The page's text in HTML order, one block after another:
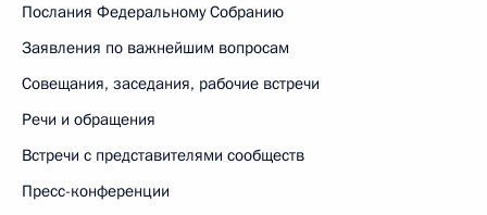
Послания Федеральному Собранию
Заявления по важнейшим вопросам
Совещания, заседания, рабочие встречи
Речи и обращения
Встречи с представителями сообществ
Пресс-конференции